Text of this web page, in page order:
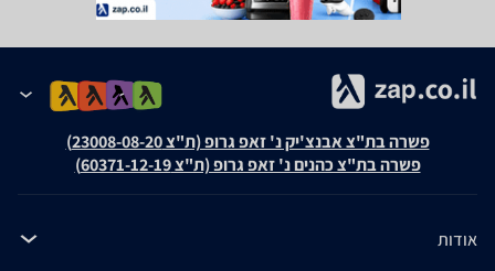
פשרה בת"צ אבנצ'יק נ' זאפ גרופ (ת"צ 23008-08-20)
פשרה בת"צ כהנים נ' זאפ גרופ (ת"צ 60371-12-19)
אודות